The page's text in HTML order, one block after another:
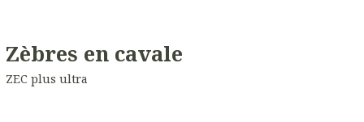
Zèbres en cavale
ZEC plus ultra